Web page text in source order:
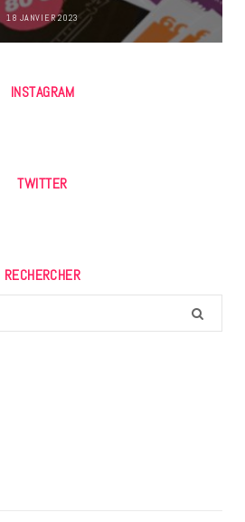
18 JANVIER 2023
INSTAGRAM
TWITTER
RECHERCHER